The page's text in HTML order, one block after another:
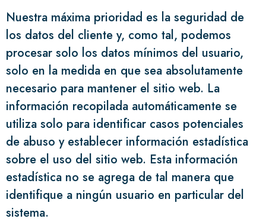
Nuestra máxima prioridad es la seguridad de
los datos del cliente y, como tal, podemos
procesar solo los datos mínimos del usuario,
solo en la medida en que sea absolutamente
necesario para mantener el sitio web. La
información recopilada automáticamente se
utiliza solo para identificar casos potenciales
de abuso y establecer información estadística
sobre el uso del sitio web. Esta información
estadística no se agrega de tal manera que
identifique a ningún usuario en particular del
sistema.